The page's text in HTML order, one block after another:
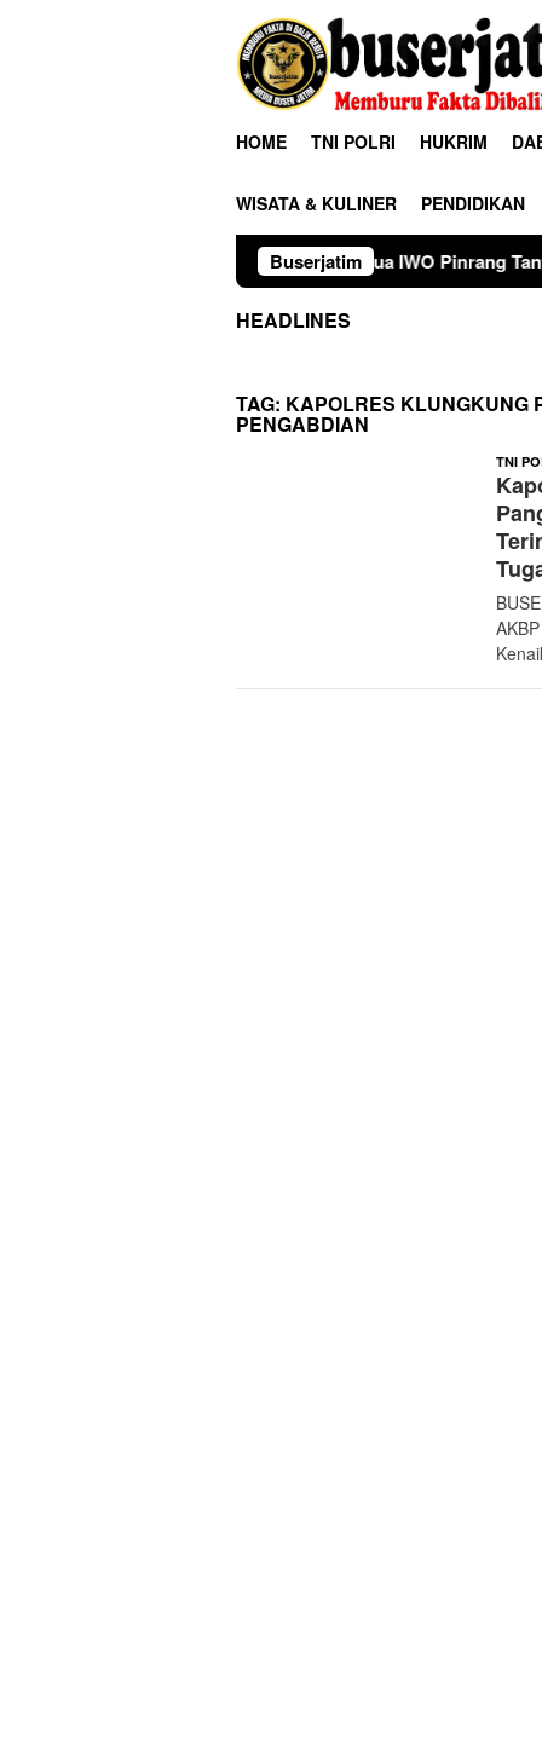
HOME TNI POLRI HUKRIM
WISATA & KULINER PENDIDIKAN
Buserjatim
Ketua IWO Pinrang Tantang Korwil
HEADLINES
TAG: KAPOLRES KLUNGKUNG
PENGABDIAN
TNI